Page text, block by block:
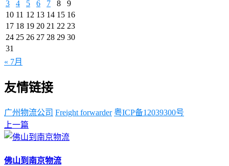
3 4 5 6 7 8
9
10 11 12 13 14 15 16
17 18 19 20 21 22 23
24 25 26 27 28 29 30
31
« 7月
友情链接
广州物流公司 Freight forwarder 粤ICP备12039300号
上一篇
佛山到南京物流